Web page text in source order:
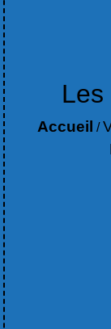
Les
Accueil /